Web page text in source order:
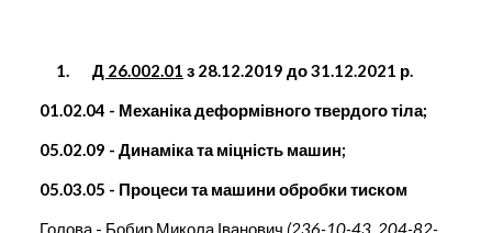
1. Д 26.002.01 з 28.12.2019 до 31.12.2021 р.
01.02.04 - Механіка деформівного твердого тіла;
05.02.09 - Динаміка та міцність машин;
05.03.05 - Процеси та машини обробки тиском
Голова - Бобир Микола Іванович (236-10-43, 204-82-